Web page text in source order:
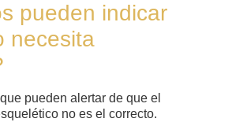
pueden indicar
necesita
pueden alertar de que el
no es el correcto.